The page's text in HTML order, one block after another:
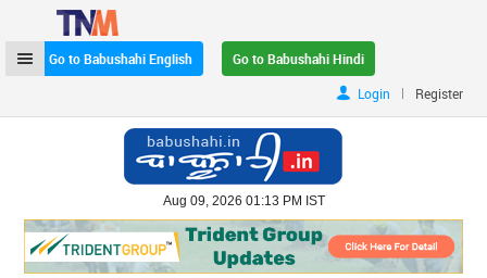
Go to Babushahi English
Go to Babushahi Hindi
Login
| Register
Aug 09, 2026 01:13 PM IST